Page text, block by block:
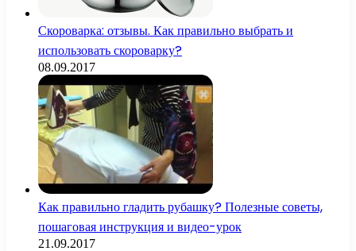
Скороварка: отзывы. Как правильно выбрать и
использовать скороварку?
08.09.2017
Как правильно гладить рубашку? Полезные советы,
пошаговая инструкция и видео-урок
21.09.2017